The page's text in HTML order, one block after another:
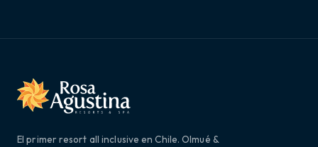
El primer resort all inclusive en Chile. Olmué &